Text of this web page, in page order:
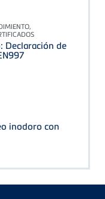
Declaración de
inodoro con